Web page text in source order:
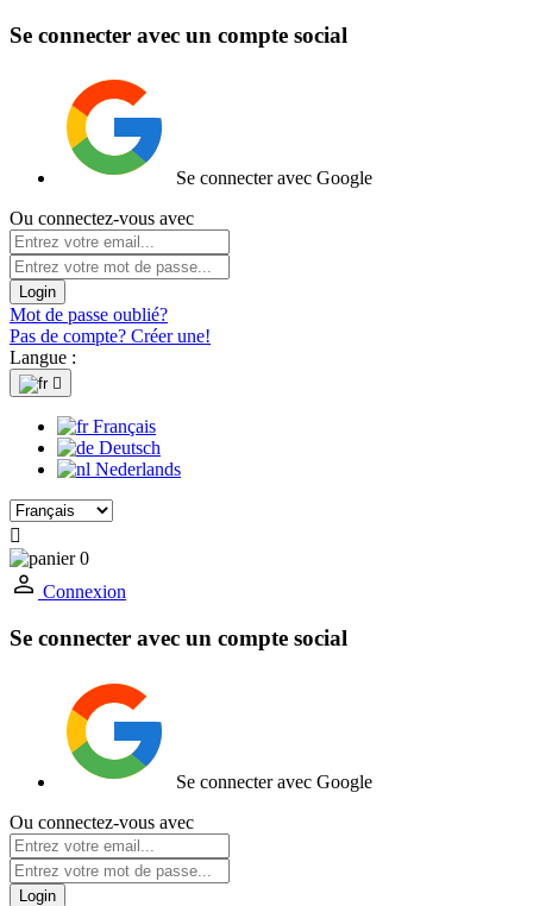
Se connecter avec un compte social
Se connecter avec Google
Ou connectez-vous avec
Login
Mot de passe oublié?
Pas de compte? Créer une!
Langue :

Français
Deutsch
Nederlands

0
Connexion
Se connecter avec un compte social
Se connecter avec Google
Ou connectez-vous avec
Login